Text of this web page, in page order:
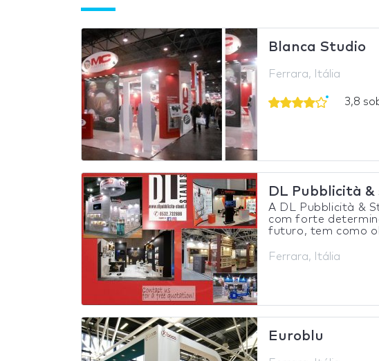
Blanca Studio
Ferrara, Itália
3,8
DL Pubblicità &
A DL Pubblicità &
com forte
futuro, tem como
Ferrara, Itália
Euroblu